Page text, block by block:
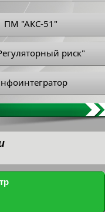
ПМ "АКС-51"
риск"